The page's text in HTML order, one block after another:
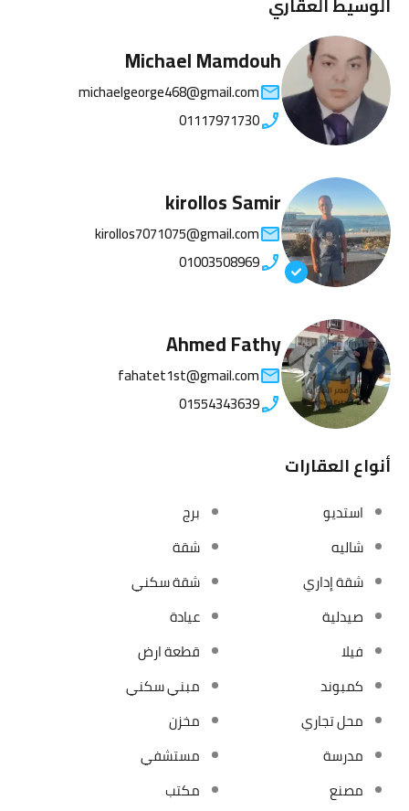
الوسيط العقاري
Michael Mamdouh
michaelgeorge468@gmail.com
01117971730
kirollos Samir
kirollos7071075@gmail.com
01003508969
Ahmed Fathy
fahatet1st@gmail.com
01554343639
أنواع العقارات
استديو
برج
شاليه
شقة
شقة إداري
شقة سكني
صيدلية
عيادة
فيلا
قطعة ارض
كمبوند
مبني سكني
محل تجاري
مخزن
مدرسة
مستشفي
مصنع
مكتب